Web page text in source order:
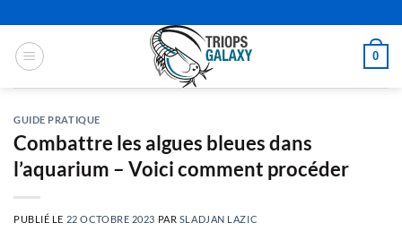
contenu
0
GUIDE PRATIQUE
Combattre les algues bleues dans
l’aquarium – Voici comment procéder
PUBLIÉ LE 22 OCTOBRE 2023 PAR SLADJAN LAZIC